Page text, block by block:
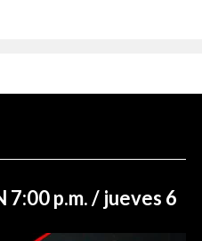
7:00 p.m. / jueves 6